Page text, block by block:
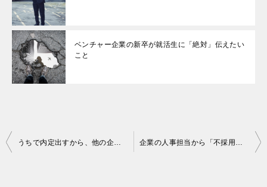
ベンチャー企業の新卒が就活生に「絶対」伝えたい
こと
Post
うちで内定出すから、他の企業は辞退してもらえるかな 企業の人事担当から「不採用の理由」を聞く方法